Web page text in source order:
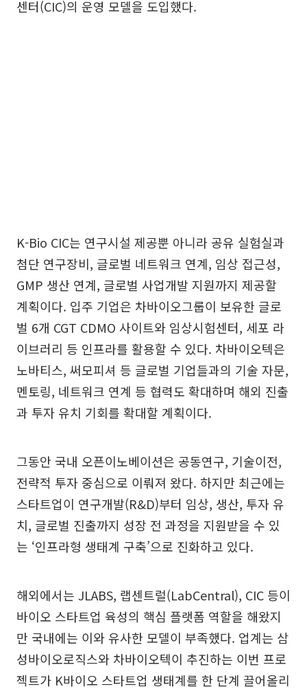
센터(CIC)의 운영 모델을 도입했다.
K-Bio CIC는 연구시설 제공뿐 아니라 공유 실험실과
첨단 연구장비, 글로벌 네트워크 연계, 임상 접근성,
GMP 생산 연계, 글로벌 사업개발 지원까지 제공할
계획이다. 입주 기업은 차바이오그룹이 보유한 글로
벌 6개 CGT CDMO 사이트와 임상시험센터, 세포 라
이브러리 등 인프라를 활용할 수 있다. 차바이오텍은
노바티스, 써모피셔 등 글로벌 기업들과의 기술 자문,
멘토링, 네트워크 연계 등 협력도 확대하며 해외 진출
과 투자 유치 기회를 확대할 계획이다.
그동안 국내 오픈이노베이션은 공동연구, 기술이전,
전략적 투자 중심으로 이뤄져 왔다. 하지만 최근에는
스타트업이 연구개발(R&D)부터 임상, 생산, 투자 유
치, 글로벌 진출까지 성장 전 과정을 지원받을 수 있
는 ‘인프라형 생태계 구축’으로 진화하고 있다.
해외에서는 JLABS, 랩센트럴(LabCentral), CIC 등이
바이오 스타트업 육성의 핵심 플랫폼 역할을 해왔지
만 국내에는 이와 유사한 모델이 부족했다. 업계는 삼
성바이오로직스와 차바이오텍이 추진하는 이번 프로
젝트가 K바이오 스타트업 생태계를 한 단계 끌어올리